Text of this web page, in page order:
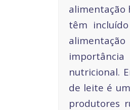
alimentação
têm
nutricional.
de leite é
produtores